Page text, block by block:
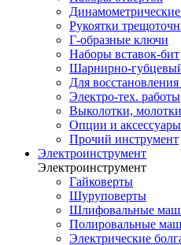
Рукоятки
Г-образные ключи
Наборы вставок-бит
Шарнирно-
Для
Электро-тех. работы
Выколотки,
Опции и аксессуары
Прочий инструмент
Электроинструмент
Электроинструмент
Гайковерты
Шуруповерты
Шлифовальные
Полировальные
Электрические